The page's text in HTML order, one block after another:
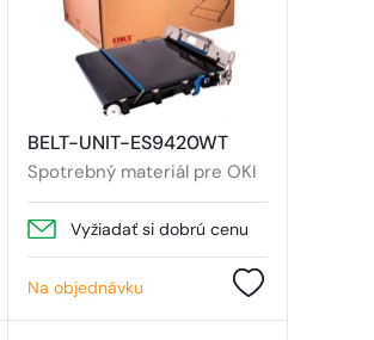
BELT-UNIT-ES9420WT
Spotrebný materiál pre OKI
Vyžiadať si dobrú cenu
Na objednávku